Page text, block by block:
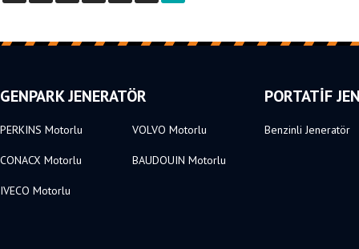
GENPARK JENERATÖR
PERKINS Motorlu VOLVO Motorlu
CONACX Motorlu BAUDOUIN Motorlu
IVECO Motorlu
PORTATİF
Benzinli Jeneratör